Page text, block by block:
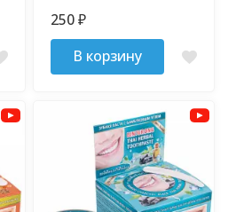
250₽
В корзину